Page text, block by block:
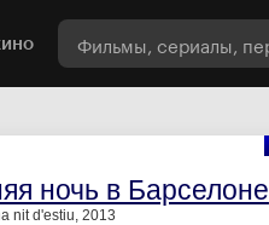
ночь в Барселоне
nit d'estiu, 2013